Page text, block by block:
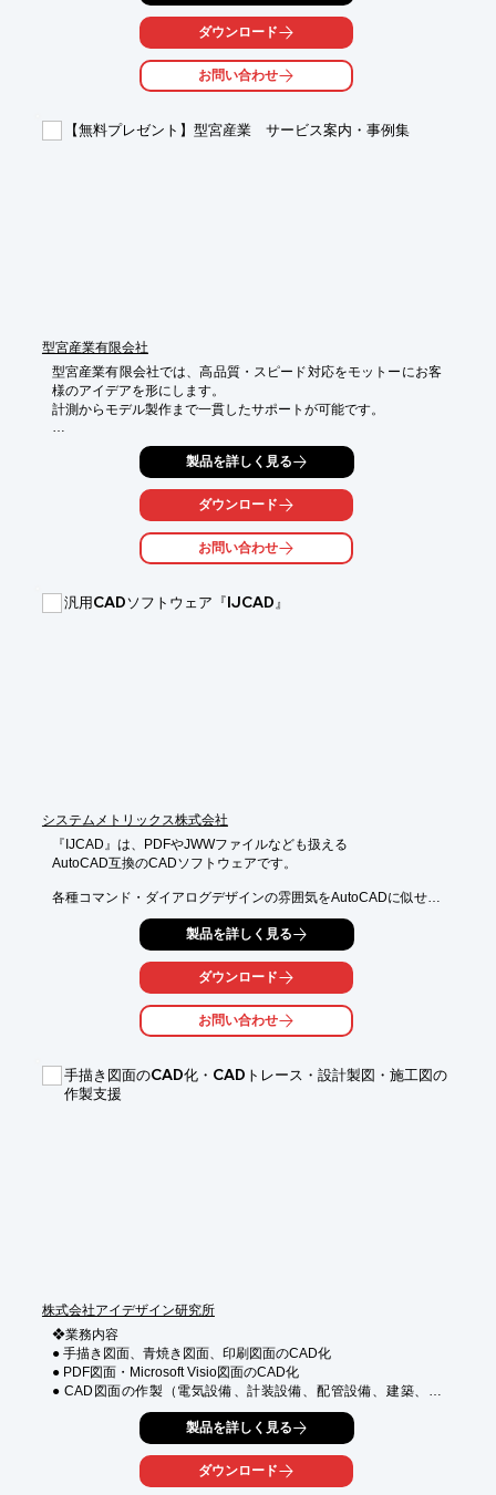
ご要望の際はお気軽に、お問い合わせください。
【サービス内容】
■質の高い英語・中国語・韓国語の翻訳を安価で提供（特に技術
系の翻訳が得意）
■日本・アメリカ特許公報をアクロバットファイルで提供
ダウンロード
お問い合わせ
【無料プレゼント】型宮産業 サービス案内・事例集
型宮産業有限会社
型宮産業有限会社では、高品質・スピード対応をモットーにお客
様のアイデアを形にします。
計測からモデル製作まで一貫したサポートが可能です。
■3次元計測サービス
→非接触型光学式３次元デジタイザATOS使用
→どんな複雑な形状でも簡単で正確に計測可能
→2次元CAD図面等から、マシニング加工や光造形で利用できる
3Dデータも作成
■マシニング可能
→切削加工では難しい形状は、光造形や3Dプリンターにてモデル
製作可能
ご希望の方は「問い合わせフォーム」からお願い致します。
━━━━━━━━━━━━━━━━━━━━━━━━━━━━━
製品を詳しく見る
ダウンロード
お問い合わせ
汎用CADソフトウェア『IJCAD』
システムメトリックス株式会社
『IJCAD』は、PDFやJWWファイルなども扱える
AutoCAD互換のCADソフトウェアです。
各種コマンド・ダイアログデザインの雰囲気をAutoCADに似せて
作られており、移行のためのトレーニングなしに直ぐにご利用可
64bit対応により大容量データも扱えるようになり、リーズナブル
価格でも、主力CADとしての実力を十二分に備えています。
■高速で快適な操作性
■リーズナブルな価格
製品を詳しく見る
ダウンロード
お問い合わせ
手描き図面のCAD化・CADトレース・設計製図・施工図の
作製支援
株式会社アイデザイン研究所
❖業務内容
● 手描き図面、青焼き図面、印刷図面のCAD化
● PDF図面・Microsoft Visio図面のCAD化
● CAD図面の作製（電気設備、計装設備、配管設備、建築、機
● CAD図面の変更・修正・追記（電気設備・計装設備、配管設
備、建築、機械）
● CADデータの変換（AutoCAD ⇔ JW CAD、AutoCAD・JW
CAD ⇔ Visioなど)
製品を詳しく見る
ダウンロード